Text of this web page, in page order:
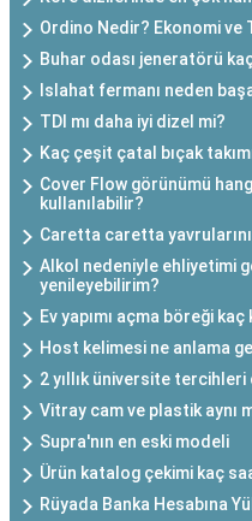
Ordino Nedir? Ekonomi ve
Buhar odası jeneratörü
Islahat fermanı neden
TDI mı daha iyi dizel mi?
Kaç çeşit çatal bıçak
Cover Flow görünümü
kullanılabilir?
Caretta caretta
Alkol nedeniyle ehliyetimi
yenileyebilirim?
Ev yapımı açma böreği
Host kelimesi ne anlama
2 yıllık üniversite tercihleri
Vitray cam ve plastik aynı
Supra'nın en eski modeli
Ürün katalog çekimi kaç
Rüyada Banka Hesabına